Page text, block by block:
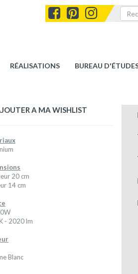
RÉALISATIONS BUREAU
A MA WISHLIST
20 cm
14 cm
- 2020 lm
Blanc